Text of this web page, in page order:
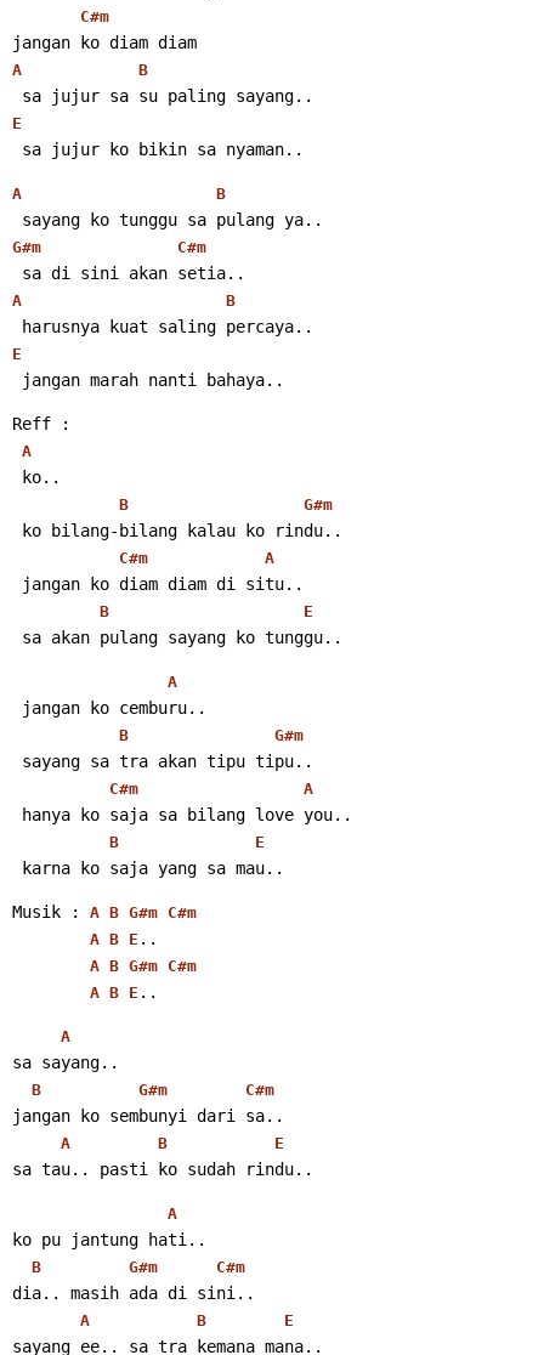
C#m
jangan ko diam diam
A B
sa jujur sa su paling sayang..
E
sa jujur ko bikin sa nyaman..
A B
sayang ko tunggu sa pulang ya..
G#m C#m
sa di sini akan setia..
A B
harusnya kuat saling percaya..
E
jangan marah nanti bahaya..
Reff :
A
ko..
B G#m
ko bilang-bilang kalau ko rindu..
C#m A
jangan ko diam diam di situ..
B E
sa akan pulang sayang ko tunggu..
A
jangan ko cemburu..
B G#m
sayang sa tra akan tipu tipu..
C#m A
hanya ko saja sa bilang love you..
B E
karna ko saja yang sa mau..
Musik : A B G#m C#m
A B E ..
A B G#m C#m
A B E ..
A
sa sayang..
B G#m C#m
jangan ko sembunyi dari sa..
A B E
sa tau.. pasti ko sudah rindu..
A
ko pu jantung hati..
B G#m C#m
dia.. masih ada di sini..
A B E
sayang ee.. sa tra kemana mana..